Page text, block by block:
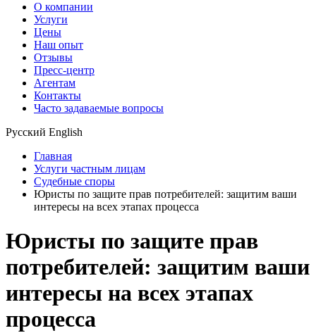
О компании
Услуги
Цены
Наш опыт
Отзывы
Пресс-центр
Агентам
Контакты
Часто задаваемые вопросы
Русский English
Главная
Услуги частным лицам
Судебные споры
Юристы по защите прав потребителей: защитим ваши
интересы на всех этапах процесса
Юристы по защите прав
потребителей: защитим ваши
интересы на всех этапах
процесса